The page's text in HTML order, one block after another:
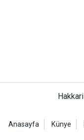
Anasayfa Künye